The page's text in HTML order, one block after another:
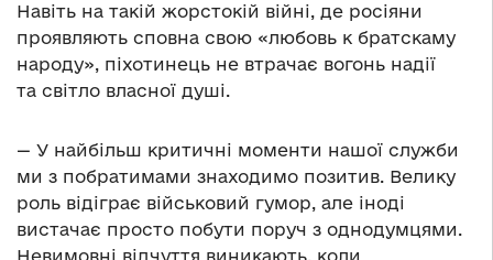
Навіть на такій жорстокій війні, де росіяни
проявляють сповна свою «любовь к братскаму
народу», піхотинець не втрачає вогонь надії
та світло власної душі.
— У найбільш критичні моменти нашої служби
ми з побратимами знаходимо позитив. Велику
роль відіграє військовий гумор, але іноді
вистачає просто побути поруч з однодумцями.
Невимовні відчуття виникають, коли